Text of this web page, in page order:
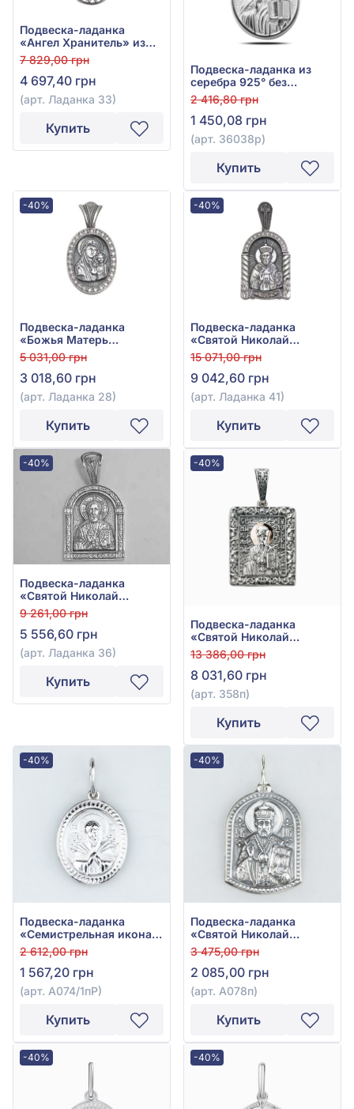
Подвеска-ладанка
«Ангел Хранитель» из
серебра 925° без
вставки, арт. Ладанка 33
7 829,00 грн
4 697,40 грн
(арт. Ладанка 33)
Купить
Подвеска-ладанка из
серебра 925° без
вставки, арт. 36038р
2 416,80 грн
1 450,08 грн
(арт. 36038р)
Купить
-40%
Подвеска-ладанка
«Божья Матерь
Казанская» из серебра
925° с фианитом, арт.
Ладанка 28
5 031,00 грн
3 018,60 грн
(арт. Ладанка 28)
Купить
-40%
Подвеска-ладанка
«Святой Николай
Чудотворец» из серебра
925° с фианитом, арт.
Ладанка 41
15 071,00 грн
9 042,60 грн
(арт. Ладанка 41)
Купить
-40%
Подвеска-ладанка
«Святой Николай
Чудотворец» из серебра
925° с фианитом, арт.
Ладанка 36
9 261,00 грн
5 556,60 грн
(арт. Ладанка 36)
Купить
-40%
Подвеска-ладанка
«Святой Николай
Чудотворец» из серебра
925°/375° без вставки,
арт. 358п
13 386,00 грн
8 031,60 грн
(арт. 358п)
Купить
-40%
Подвеска-ладанка
«Семистрельная икона
Божией Матери» из
серебра 925° без
вставки, арт. А074/1пР
2 612,00 грн
1 567,20 грн
(арт. А074/1пР)
Купить
-40%
Подвеска-ладанка
«Святой Николай
Чудотворец» из серебра
925°, арт. А078п
3 475,00 грн
2 085,00 грн
(арт. А078п)
Купить
-40% -40%